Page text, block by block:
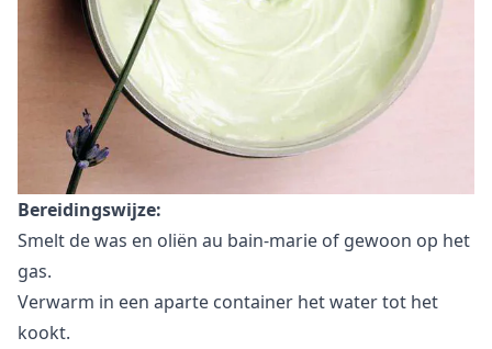
Bereidingswijze:
Smelt de was en oliën au bain-marie of gewoon op het
gas.
Verwarm in een aparte container het water tot het
kookt.